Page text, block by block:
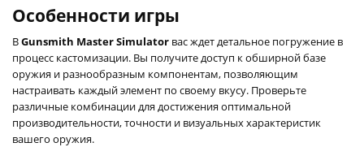
Особенности игры
ВGunsmith Master Simulator вас ждет детальное погружение в
процесс кастомизации. Вы получите доступ к обширной базе
оружия и разнообразным компонентам, позволяющим
настраивать каждый элемент по своему вкусу. Проверьте
различные комбинации для достижения оптимальной
производительности, точности и визуальных характеристик
вашего оружия.